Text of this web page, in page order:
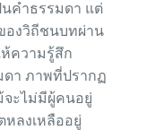
นคำธรรมดา แต่
องวิถีชนบทผ่าน
ความรู้สึก
ดา ภาพที่ปรากฏ
จะไม่มีผู้คนอยู่
หลงเหลืออยู่